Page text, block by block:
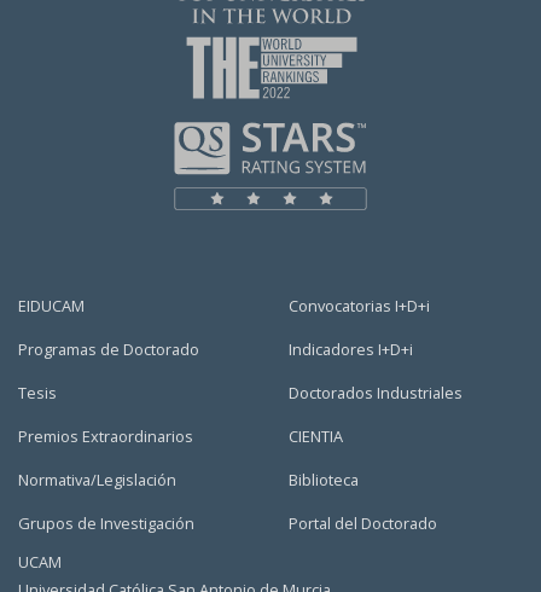
EIDUCAM
Programas de Doctorado
Tesis
Premios Extraordinarios
Normativa/Legislación
Grupos de Investigación
Convocatorias I+D+i
Indicadores I+D+i
Doctorados Industriales
CIENTIA
Biblioteca
Portal del Doctorado
UCAM